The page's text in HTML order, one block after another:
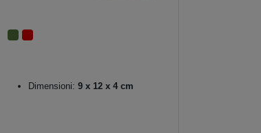
Dimensioni: 9 x 12 x 4 cm